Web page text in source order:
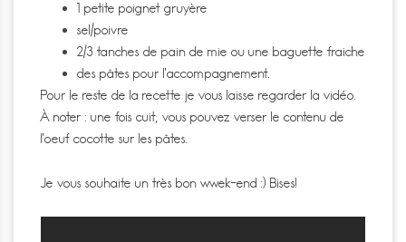
1 petite poignet gruyère
sel/poivre
2/3 tanches de pain de mie ou une baguette fraiche
des pâtes pour l’accompagnement.
Pour le reste de la recette je vous laisse regarder la vidéo.
À noter : une fois cuit, vous pouvez verser le contenu de
l’oeuf cocotte sur les pâtes.
Je vous souhaite un très bon wwek-end :) Bises!